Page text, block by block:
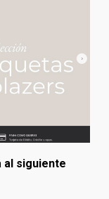
al siguiente